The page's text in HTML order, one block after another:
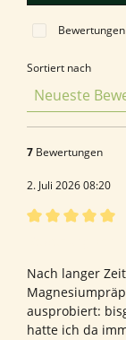
Sortiert nach
7 Bewertungen
2. Juli 2026 08:20
Nach langer
ausprobiert:
hatte ich da